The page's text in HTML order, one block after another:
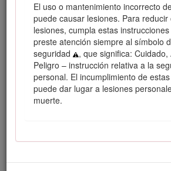
El uso o mantenimiento incorrecto
puede causar lesiones. Para
lesiones, cumpla estas
preste atención siempre al símbolo
seguridad
, que significa: Cuidado,
Peligro – instrucción relativa a la
personal. El incumplimiento de
puede dar lugar a lesiones
muerte.
Figura 1
Número de serie
de seguridad (Figura2), que señala un
precauciones recomendadas.